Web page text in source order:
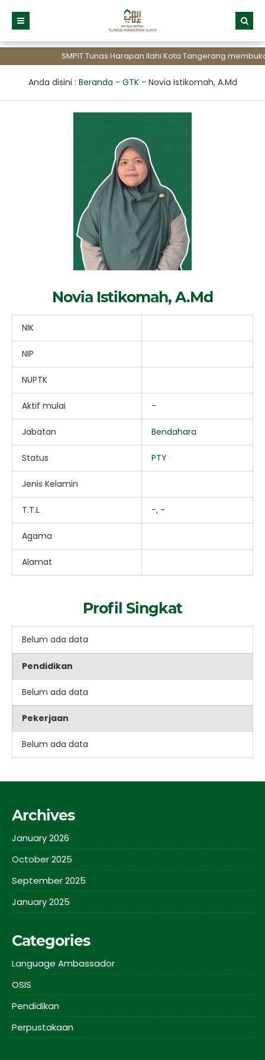
SMPIT Tunas Harapan Ilahi Kota Tangerang
Anda disini : Beranda - GTK- Novia Istikomah, A.Md
Novia Istikomah, A.Md
NIK
NIP
NUPTK
Aktif mulai -
Jabatan Bendahara
Status PTY
Jenis Kelamin
T.T.L -, -
Agama
Alamat
Profil Singkat
Belum ada data
Pendidikan
Belum ada data
Pekerjaan
Belum ada data
Archives
January 2026
October 2025
September 2025
January 2025
Categories
Language Ambassador
OSIS
Pendidikan
Perpustakaan